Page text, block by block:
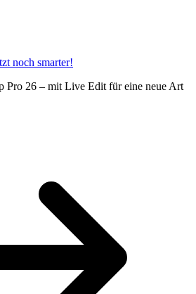
noch smarter!
Pro 26 – mit Live Edit für eine neue Art